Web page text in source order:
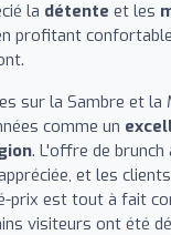
la détente et les
profitant
sur la Sambre et la
comme un
. L'offre de
et les
prix est tout à fait
visiteurs ont été